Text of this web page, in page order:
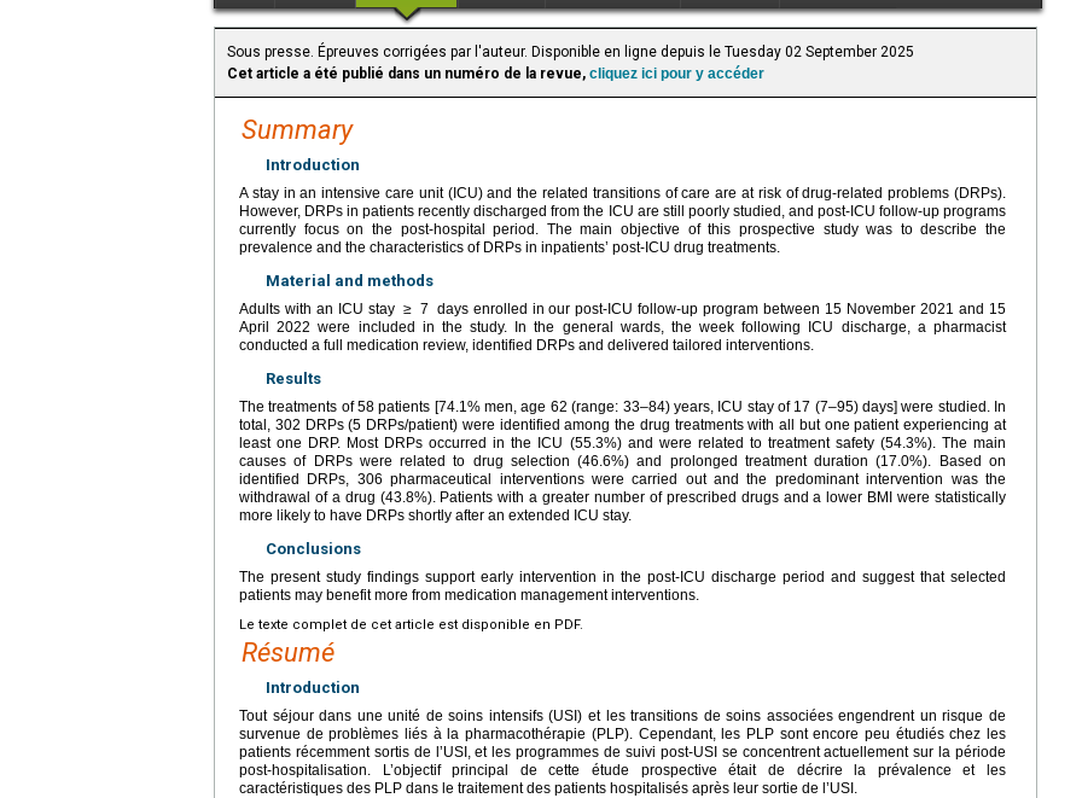
Sous presse. Épreuves corrigées par l'auteur. Disponible en ligne depuis le Tuesday 02 September 2025
Cet article a été publié dans un numéro de la revue, cliquez ici pour y accéder
Summary
Introduction
A stay in an intensive care unit (ICU) and the related transitions of care are at risk of drug-related problems (DRPs).
However, DRPs in patients recently discharged from the ICU are still poorly studied, and post-ICU follow-up programs
currently focus on the post-hospital period. The main objective of this prospective study was to describe the
prevalence and the characteristics of DRPs in inpatients’ post-ICU drug treatments.
Material and methods
Adults with an ICU stay ≥ 7 days enrolled in our post-ICU follow-up program between 15 November 2021 and 15
April 2022 were included in the study. In the general wards, the week following ICU discharge, a pharmacist
conducted a full medication review, identified DRPs and delivered tailored interventions.
Results
The treatments of 58 patients [74.1% men, age 62 (range: 33–84) years, ICU stay of 17 (7–95) days] were studied. In
total, 302 DRPs (5 DRPs/patient) were identified among the drug treatments with all but one patient experiencing at
least one DRP. Most DRPs occurred in the ICU (55.3%) and were related to treatment safety (54.3%). The main
causes of DRPs were related to drug selection (46.6%) and prolonged treatment duration (17.0%). Based on
identified DRPs, 306 pharmaceutical interventions were carried out and the predominant intervention was the
withdrawal of a drug (43.8%). Patients with a greater number of prescribed drugs and a lower BMI were statistically
more likely to have DRPs shortly after an extended ICU stay.
Conclusions
The present study findings support early intervention in the post-ICU discharge period and suggest that selected
patients may benefit more from medication management interventions.
Le texte complet de cet article est disponible en PDF.
Résumé
Introduction
Tout séjour dans une unité de soins intensifs (USI) et les transitions de soins associées engendrent un risque de
survenue de problèmes liés à la pharmacothérapie (PLP). Cependant, les PLP sont encore peu étudiés chez les
patients récemment sortis de l’USI, et les programmes de suivi post-USI se concentrent actuellement sur la période
post-hospitalisation. L’objectif principal de cette étude prospective était de décrire la prévalence et les
caractéristiques des PLP dans le traitement des patients hospitalisés après leur sortie de l’USI.